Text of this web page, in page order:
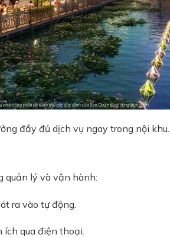
đầy đủ dịch vụ ngay trong nội khu.
quản lý và vận hành:
ra vào tự động.
ích qua điện thoại.